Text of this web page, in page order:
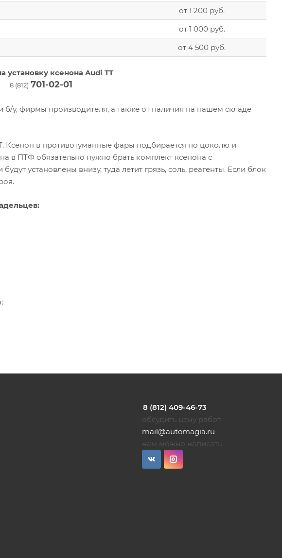
от 1 200 руб.
от 1 000 руб.
от 4 500 руб.
установку ксенона Audi TT
8 (812) 701-02-01
б/у, фирмы производителя, а также от наличия на нашем складе
Ксенон в противотуманные фары подбирается по цоколю и
в ПТФ обязательно нужно брать комплект ксенона с
установлены внизу, туда летит грязь, соль, реагенты. Если блок
8 (812) 409-46-73
обсудить цену работ
mail@automagia.ru
нам можно написать